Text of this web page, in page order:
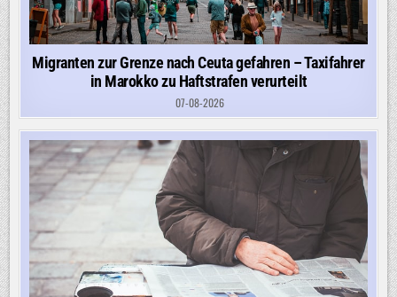
Migranten zur Grenze nach Ceuta gefahren – Taxifahrer
in Marokko zu Haftstrafen verurteilt
07-08-2026